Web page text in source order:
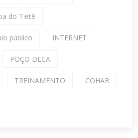
do Tietê
público INTERNET
POÇO DECA
TREINAMENTO COHAB